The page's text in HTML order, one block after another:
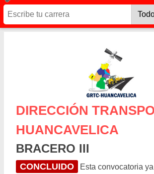
DIRECCIÓN
HUANCAVELICA
BRACERO III
CONCLUIDO
Esta convocatoria